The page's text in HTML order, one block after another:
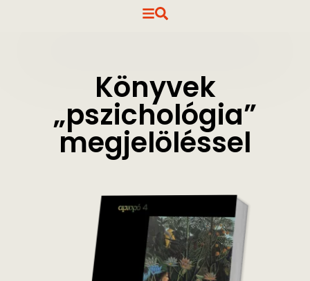
Könyvek
„pszichológia”
megjelöléssel